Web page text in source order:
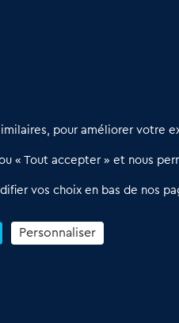
pour améliorer votre
« Tout accepter » et nous
vos choix en bas de nos
Personnaliser